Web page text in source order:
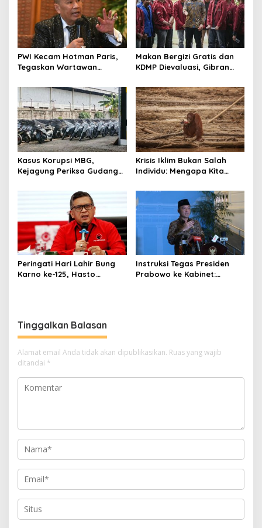
PWI Kecam Hotman Paris,
Tegaskan Wartawan
Makan Bergizi Gratis dan
KDMP Dievaluasi, Gibran
Diperbaiki
Kasus Korupsi MBG,
Kejagung Periksa Gudang
BGN
Krisis Iklim Bukan Salah
Individu: Mengapa Kita
“Tanggung Jawab
Pribadi”?
Peringati Hari Lahir Bung
Karno ke-125, Hasto
Instruksi Tegas Presiden
Prabowo ke Kabinet:
Tinggalkan Balasan
Alamat email Anda tidak akan dipublikasikan. Ruas yang wajib
ditandai *